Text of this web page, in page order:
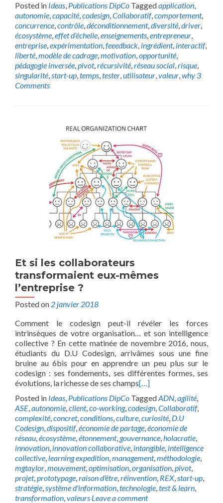
Posted in Ideas, Publications DipCo Taggedapplication,
autonomie,capacité,codesign,Collaboratif,comportement,
concurrence,contrôle,déconditionnement,diversité,driver,
écosystème,effet d’échelle,enseignements,entrepreneur,
entreprise,expérimentation,feeedback, ingrédient, interactif,
liberté,modèle de cadrage,motivation,opportunité,
pédagogie inversée,pivot,récursivité,réseau social,risque,
singularité,start-up,temps,tester,utilisateur,valeur,why 3
Comments
Et si les collaborateurs
transformaient eux-mêmes
l’entreprise ?
Posted on 2 janvier 2018
Comment le codesign peut-il révéler les forces
intrinsèques de votre organisation… et son intelligence
collective ? En cette matinée de novembre 2016, nous,
étudiants du D.U Codesign, arrivâmes sous une fine
bruine au 6bis pour en apprendre un peu plus sur le
codesign : ses fondements, ses différentes formes, ses
évolutions, la richesse de ses champs[…]
Posted in Ideas, Publications DipCo TaggedADN,agilité,
ASE,autonomie,client,co-working,codesign,Collaboratif,
complexité,concret,conditions,culture,curiosité, D.U
Codesign,dispositif,économie de partage,économie de
réseau,écosystème,étonnement,gouvernance,holacratie,
innovation, innovation collaborative, intangible, intelligence
collective, learning expedition,management,méthodologie,
mgtaylor,mouvement,optimisation,organisation,pivot,
projet,prototypage,raison d'être,réinvention, REX,start-up,
stratégie,système d'information,technologie,test & learn,
transformation,valeurs Leave a comment